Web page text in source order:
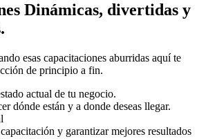
Dinámicas, divertidas y
esas capacitaciones aburridas aquí te
de principio a fin.
actual de tu negocio.
dónde están y a donde deseas llegar.
y garantizar mejores resultados